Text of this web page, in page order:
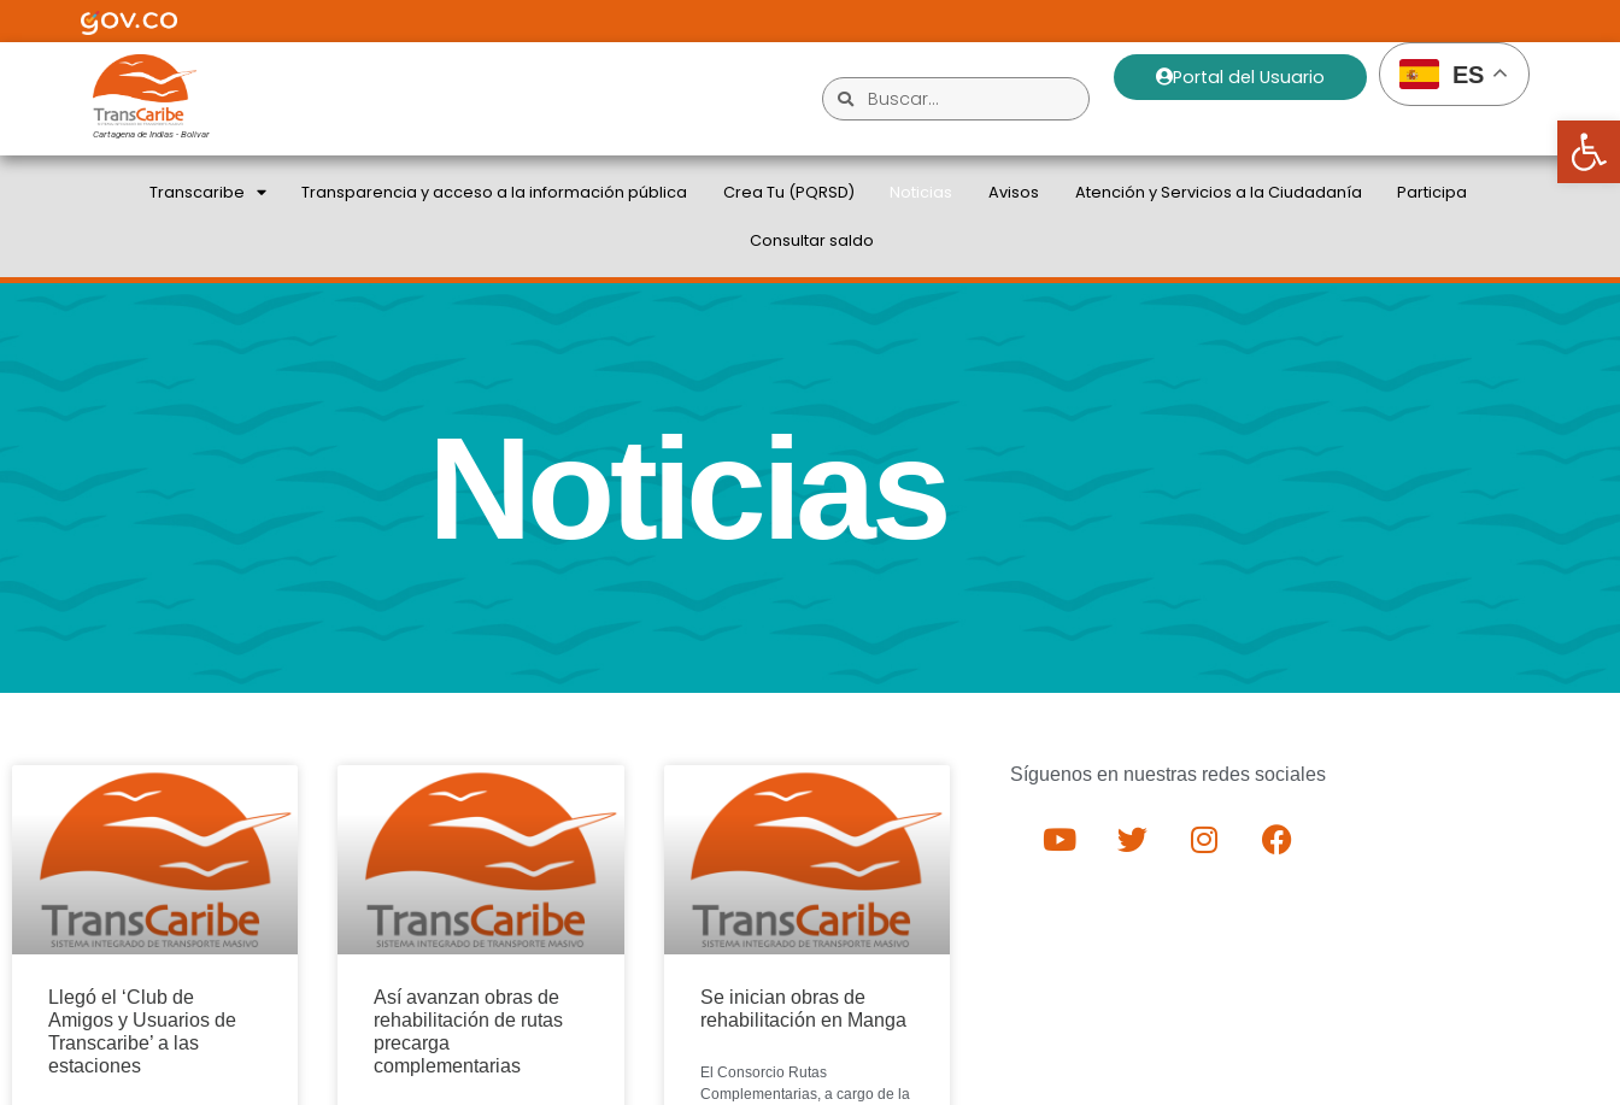
Abrir
Cartagena de Indias - Bolivar
Portal del Usuario ES
Transcaribe Transparencia y acceso a la información pública Crea Tu (PQRSD) Noticias Avisos Atención y Servicios a la Ciudadanía Participa
Consultar saldo
Noticias
Llegó el ‘Club de
Amigos y Usuarios de
Transcaribe’ a las
estaciones
Así avanzan obras de
rehabilitación de rutas
precarga
complementarias
Se inician obras de
rehabilitación en Manga
El Consorcio Rutas
Complementarias, a cargo de la
Síguenos en nuestras redes sociales